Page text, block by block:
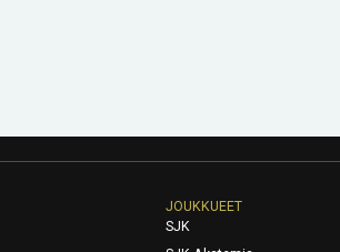
JOUKKUEET
SJK